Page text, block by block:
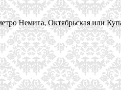
Немига, Октябрьская или